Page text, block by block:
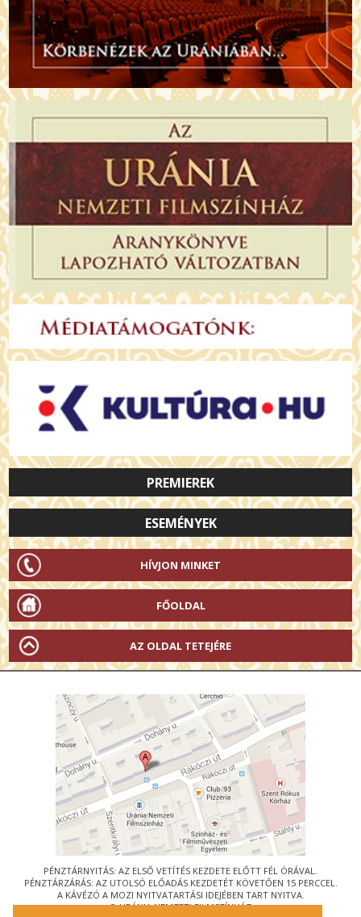
PREMIEREK
ESEMÉNYEK
HÍVJON MINKET
FŐOLDAL
AZ OLDAL TETEJÉRE
PÉNZTÁRNYITÁS: AZ ELSŐ VETÍTÉS KEZDETE ELŐTT FÉL ÓRÁVAL.
PÉNZTÁRZÁRÁS: AZ UTOLSÓ ELŐADÁS KEZDETÉT KÖVETŐEN 15 PERCCEL.
A KÁVÉZÓ A MOZI NYITVATARTÁSI IDEJÉBEN TART NYITVA.
© URÁNIA NEMZETI FILMSZÍNHÁZ